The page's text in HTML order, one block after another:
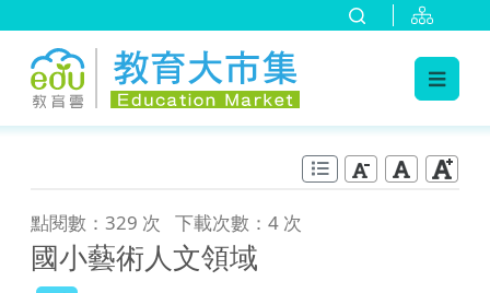
點閱數：329 次 下載次數：4 次
國小藝術人文領域